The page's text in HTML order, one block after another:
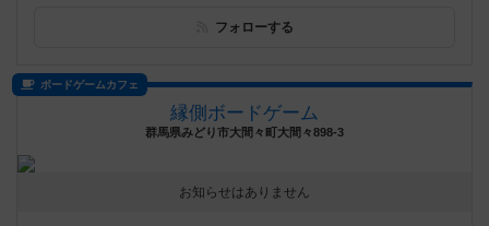
フォローする
ボードゲームカフェ
縁側ボードゲーム
群馬県みどり市大間々町大間々898-3
お知らせはありません